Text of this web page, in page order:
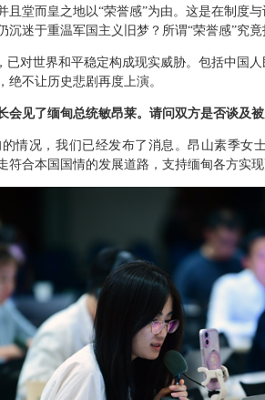
且堂而皇之地以“荣誉感”为由。这是在制度
沉迷于重温军国主义旧梦？所谓“荣誉感”究竟
已对世界和平稳定构成现实威胁。包括中国
不让历史悲剧再度上演。
会见了缅甸总统敏昂莱。请问双方是否谈及
情况，我们已经发布了消息。昂山素季女
符合本国国情的发展道路，支持缅甸各方实